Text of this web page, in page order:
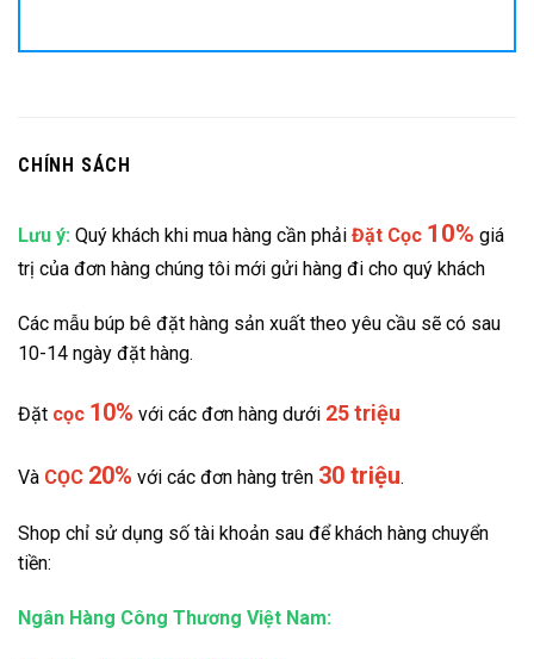
CHÍNH SÁCH
Lưu ý: Quý khách khi mua hàng cần phải Đặt Cọc 10% giá
trị của đơn hàng chúng tôi mới gửi hàng đi cho quý khách
Các mẫu búp bê đặt hàng sản xuất theo yêu cầu sẽ có sau
10-14 ngày đặt hàng.
Đặt cọc 10% với các đơn hàng dưới 25 triệu
Và CỌC 20% với các đơn hàng trên 30 triệu.
Shop chỉ sử dụng số tài khoản sau để khách hàng chuyển
tiền:
Ngân Hàng Công Thương Việt Nam: